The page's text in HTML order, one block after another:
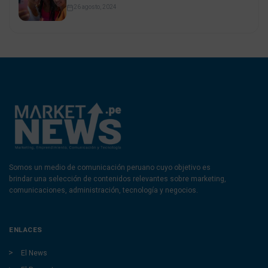
26 agosto, 2024
Somos un medio de comunicación peruano cuyo objetivo es
brindar una selección de contenidos relevantes sobre marketing,
comunicaciones, administración, tecnología y negocios.
ENLACES
El News